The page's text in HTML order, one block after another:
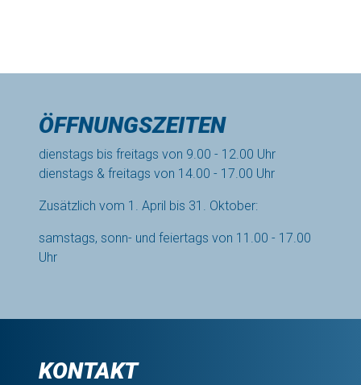
ÖFFNUNGSZEITEN
dienstags bis freitags von 9.00 - 12.00 Uhr
dienstags & freitags von 14.00 - 17.00 Uhr
Zusätzlich vom 1. April bis 31. Oktober:
samstags, sonn- und feiertags von 11.00 - 17.00
Uhr
KONTAKT